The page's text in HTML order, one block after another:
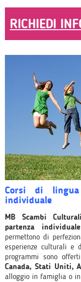
RICHIEDI
Corsi di
individuale
MB Scambi
partenza
permettono di
esperienze culturali e
programmi sono
Canada, Stati Uniti,
alloggio in famiglia o in